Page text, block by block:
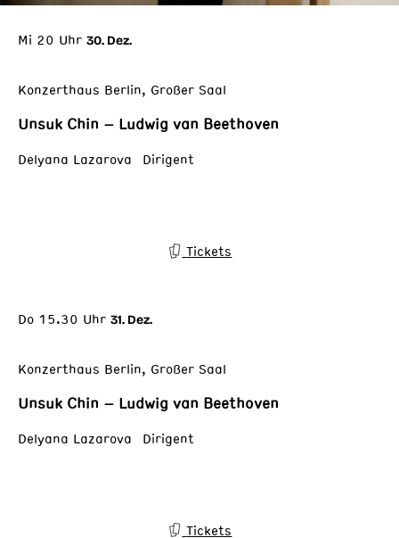
Mi 20 Uhr 30. Dez.
Konzerthaus Berlin, Großer Saal
Unsuk Chin – Ludwig van Beethoven
Delyana Lazarova Dirigent
Tickets
Do 15.30 Uhr 31. Dez.
Konzerthaus Berlin, Großer Saal
Unsuk Chin – Ludwig van Beethoven
Delyana Lazarova Dirigent
Tickets